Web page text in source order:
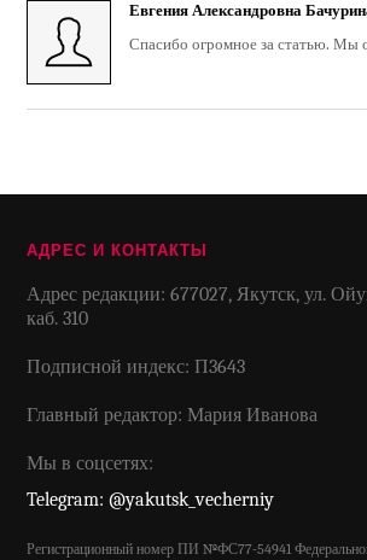
Евгения Александровна
Спасибо огромное за статью. Мы
АДРЕС И КОНТАКТЫ
Адрес редакции: 677027, Якутск, ул.
каб. 310
Подписной индекс: П3643
Главный редактор: Мария Иванова
Мы в соцсетях:
Telegram: @yakutsk_vecherniy
Регистрационный номер ПИ №ФС77-54941